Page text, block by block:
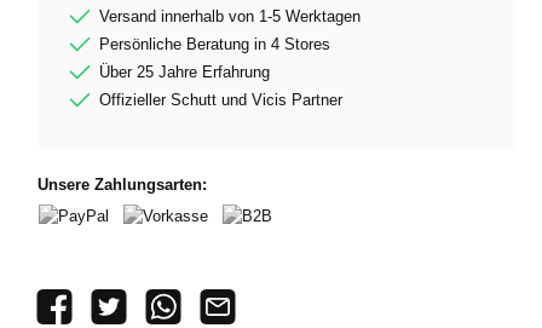
Versand innerhalb von 1-5 Werktagen
Persönliche Beratung in 4 Stores
Über 25 Jahre Erfahrung
Offizieller Schutt und Vicis Partner
Unsere Zahlungsarten: